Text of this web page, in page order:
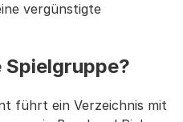
vergünstigte
führt ein Verzeichnis mit